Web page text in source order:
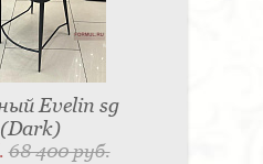
Evelin sg
68 400 руб.